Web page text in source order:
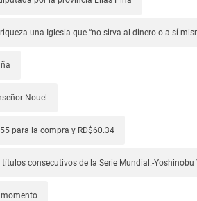
una Iglesia que “no sirva al dinero o a sí
Nouel
para la compra y RD$60.34
títulos consecutivos de la Serie Mundial.-